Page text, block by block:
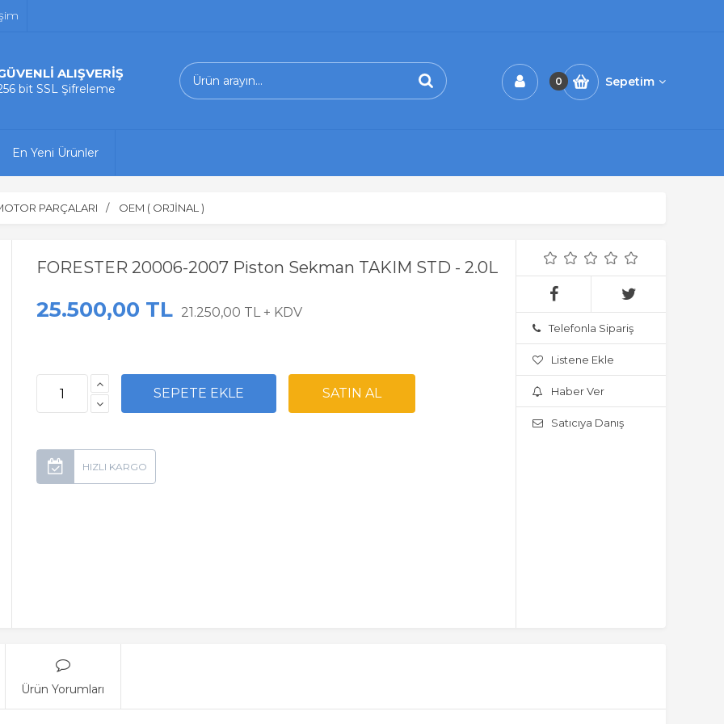
ALIŞVERİŞ
bit SSL Şifreleme
0 Sepetim
En Yeni Ürünler
PARÇALARI OEM ( ORJİNAL )
FORESTER 20006-2007 Piston Sekman TAKIM STD - 2.0L
25.500,00 TL 21.250,00 TL + KDV
Telefonla Sipariş
Listene Ekle
Haber Ver
Satıcıya Danış
Ürün Yorumları